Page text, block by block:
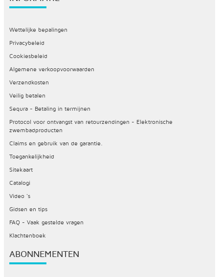
Wettelijke bepalingen
Privacybeleid
Cookiesbeleid
Algemene verkoopvoorwaarden
Verzendkosten
Veilig betalen
Sequra - Betaling in termijnen
Protocol voor ontvangst van retourzendingen - Elektronische
zwembadproducten
Claims en gebruik van de garantie.
Toegankelijkheid
Sitekaart
Catalogi
Video 's
Gidsen en tips
FAQ - Vaak gestelde vragen
Klachtenboek
ABONNEMENTEN